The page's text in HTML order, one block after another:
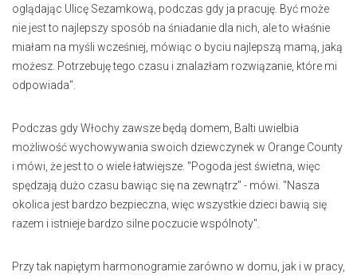
oglądając Ulicę Sezamkową, podczas gdy ja pracuję. Być może
nie jest to najlepszy sposób na śniadanie dla nich, ale to właśnie
miałam na myśli wcześniej, mówiąc o byciu najlepszą mamą, jaką
możesz. Potrzebuję tego czasu i znalazłam rozwiązanie, które mi
odpowiada".
Podczas gdy Włochy zawsze będą domem, Balti uwielbia
możliwość wychowywania swoich dziewczynek w Orange County
i mówi, że jest to o wiele łatwiejsze. "Pogoda jest świetna, więc
spędzają dużo czasu bawiąc się na zewnątrz" - mówi. "Nasza
okolica jest bardzo bezpieczna, więc wszystkie dzieci bawią się
razem i istnieje bardzo silne poczucie wspólnoty".
Przy tak napiętym harmonogramie zarówno w domu, jak i w pracy,